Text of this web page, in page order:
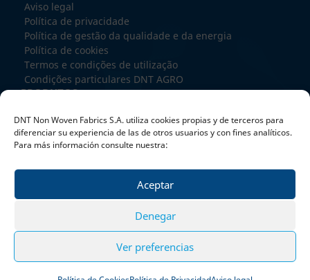
DNT Non Woven Fabrics S.A. utiliza cookies propias y de terceros para
diferenciar su experiencia de las de otros usuarios y con fines analíticos.
Para más información consulte nuestra:
Aceptar
Denegar
Ver preferencias
Aviso legal
Política de privacidade
Política de gestão da qualidade e da energia
Política de cookies
Termos e condições de utilização
Condições particulares DNT AGRO
PRODUTOS
SPUNBOND
RECYCLED BOND
MELTBLOWN
TRABALHE CONNOSCO
© DNT NON WOVEN FABRICS 2025